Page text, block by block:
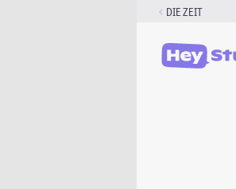
DIE ZEIT